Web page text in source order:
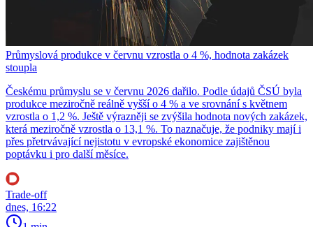
Průmyslová produkce v červnu vzrostla o 4 %, hodnota zakázek
stoupla
Českému průmyslu se v červnu 2026 dařilo. Podle údajů ČSÚ byla
produkce meziročně reálně vyšší o 4 % a ve srovnání s květnem
vzrostla o 1,2 %. Ještě výrazněji se zvýšila hodnota nových zakázek,
která meziročně vzrostla o 13,1 %. To naznačuje, že podniky mají i
přes přetrvávající nejistotu v evropské ekonomice zajištěnou
poptávku i pro další měsíce.
Trade-off
dnes, 16:22